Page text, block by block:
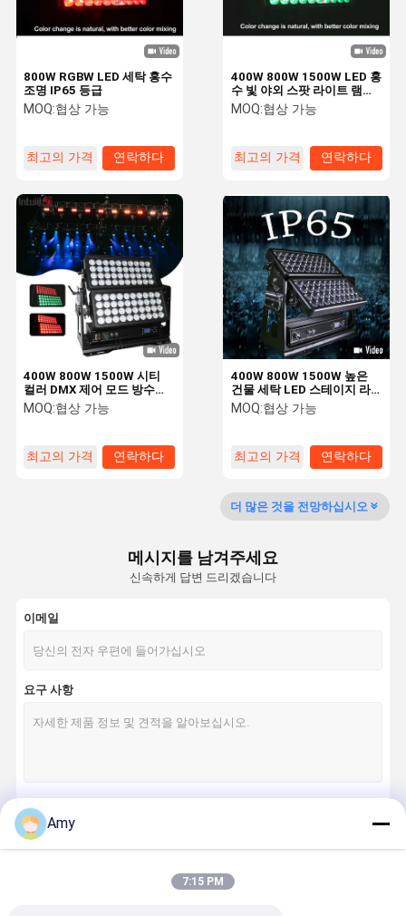
제품
품질 관리 문의하기 소식
조회를 요청
하다
VR
LED 단계 빛
단계 LED 효력 빛
LED 동위는 빛을 상연할 수 있습니다
야외 고보 프로젝터
외부 벽 세탁기 빛
400W 800W 1500W LED 홍
수 빛 야외 스팟 라이트 램프
방수 IP65 경기장 빛 프로젝
터 빛
MOQ:협상 가능
최고의 가격 연락하다
800W RGBW LED 세탁 홍수
조명 IP65 등급
MOQ:협상 가능
최고의 가격 연락하다
400W 800W 1500W 높은
건물 세탁 LED 스테이지 라
이트 RGBW 4in1 IP65 방수
야외 도시 색상 스테이지 이
MOQ:협상 가능
최고의 가격 연락하다
400W 800W 1500W 시티
컬러 DMX 제어 모드 방수
LED 무대 워시 라이트 이중
레이어 투광 조명 이벤트용
MOQ:협상 가능
최고의 가격 연락하다
더 많은 것을 전망하십시오
메시지를 남겨주세요
신속하게 답변 드리겠습니다
이메일
요구 사항
Amy
7:15 PM